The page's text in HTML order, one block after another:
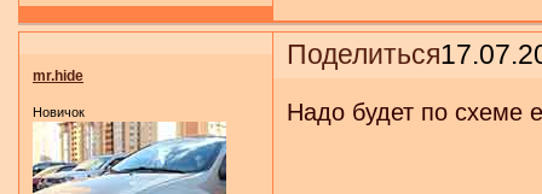
Поделиться
mr.hide
Новичок Надо будет по схеме